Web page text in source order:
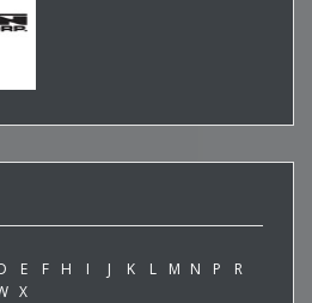
E F H I J K L M N P
R
X